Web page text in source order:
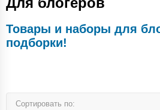
Товары и наборы для
подборки!
Сортировать по: